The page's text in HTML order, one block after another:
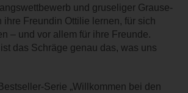
und gruseliger Grause-
ihre Freundin Ottilie lernen, für sich
– und vor allem für ihre Freunde.
das Schräge genau das, was uns
Serie „Willkommen bei den